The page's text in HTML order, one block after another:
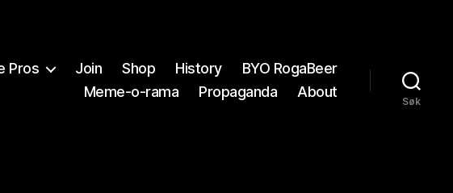
Pros Join Shop History
BYO RogaBeer
Meme-o-rama
Propaganda About
Søk